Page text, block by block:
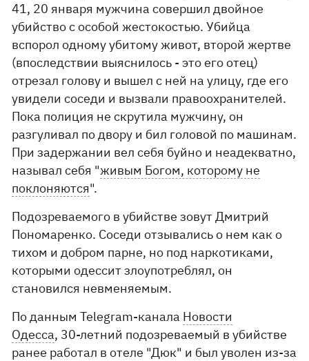
41, 20 января мужчина совершил двойное
убийство с особой жестокостью. Убийца
вспорол одному убитому живот, второй жертве
(впоследствии выяснилось - это его отец)
отрезал голову и вышел с ней на улицу, где его
увидели соседи и вызвали правоохранителей.
Пока полиция не скрутила мужчину, он
разгуливал по двору и бил головой по машинам.
При задержании вел себя буйно и неадекватно,
называл себя "живым Богом, которому не
поклоняются".
Подозреваемого в убийстве зовут Дмитрий
Пономаренко. Соседи отзывались о нем как о
тихом и добром парне, но под наркотиками,
которыми одессит злоупотреблял, он
становился невменяемым.
По данным Telegram-канала Новости
Одесса, 30-летний подозреваемый в убийстве
ранее работал в отеле "Дюк" и был уволен из-за